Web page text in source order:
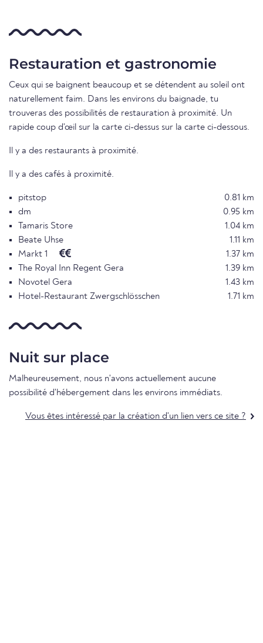
Restauration et gastronomie
Ceux qui se baignent beaucoup et se détendent au soleil ont
naturellement faim. Dans les environs du baignade, tu
trouveras des possibilités de restauration à proximité. Un
rapide coup d'œil sur la carte ci-dessus sur la carte ci-dessous.
Il y a des restaurants à proximité.
Il y a des cafés à proximité.
pitstop
0.81 km
dm
0.95 km
Tamaris Store
1.04 km
Beate Uhse
1.11 km
Markt 1
1.37 km
The Royal Inn Regent Gera
1.39 km
Novotel Gera
1.43 km
Hotel-Restaurant Zwergschlösschen
1.71 km
Nuit sur place
Malheureusement, nous n'avons actuellement aucune
possibilité d'hébergement dans les environs immédiats.
Vous êtes intéressé par la création d'un lien vers ce site ?